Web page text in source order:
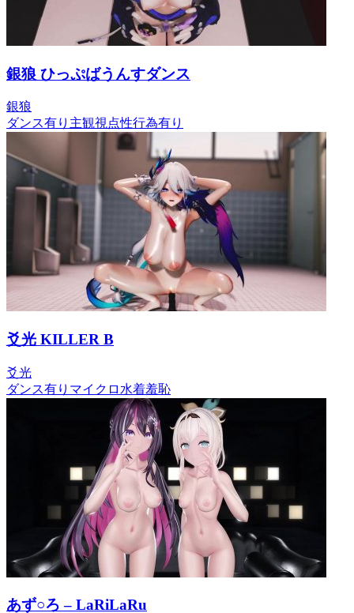
銀狼 ひっぷばうんすダンス
銀狼
ダンス有り 主観視点性行為有り
爻光 KILLER B
爻光
ダンス有り マイクロ水着羞恥
あず○ろ – LaRiLaRu